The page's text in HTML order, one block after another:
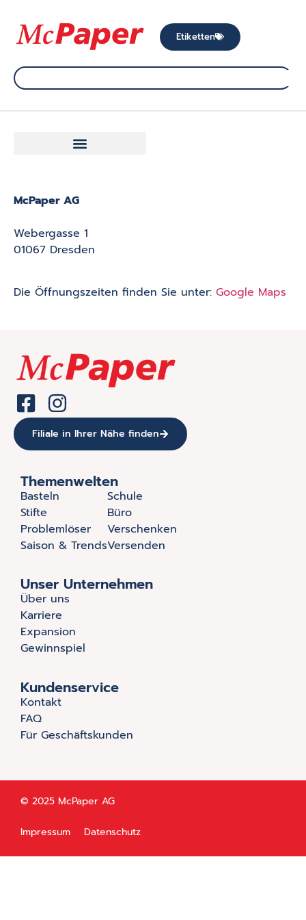
Etiketten
McPaper AG
Webergasse 1
01067 Dresden
Die Öffnungszeiten finden Sie unter: Google Maps
Filiale in Ihrer Nähe finden
Themenwelten
Basteln
Stifte
Problemlöser
Saison & Trends
Schule
Büro
Verschenken
Versenden
Unser Unternehmen
Über uns
Karriere
Expansion
Gewinnspiel
Kundenservice
Kontakt
FAQ
Für Geschäftskunden
© 2025 McPaper AG
Impressum Datenschutz